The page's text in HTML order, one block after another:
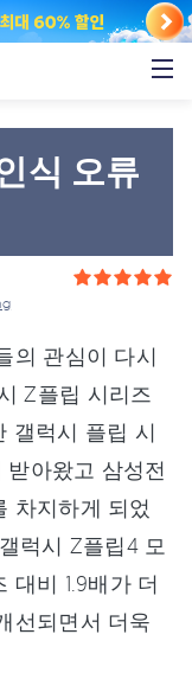
식 오류
의 관심이 다시
Z플립 시리즈
갤럭시 플립 시
아왔고 삼성전
차지하게 되었
럭시 Z플립4 모
대비 1.9배가 더
선되면서 더욱